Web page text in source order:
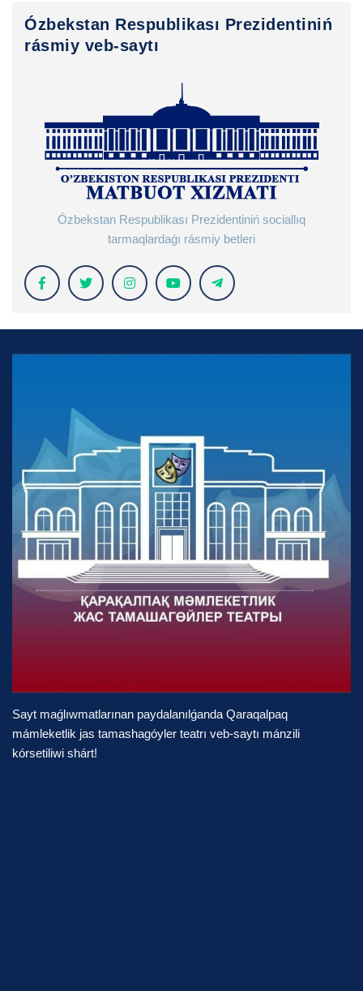
Ózbekstan Respublikası Prezidentiniń
rásmiy veb-saytı
Ózbekstan Respublikası Prezidentiniń sociallıq
tarmaqlardaǵı rásmiy betleri
Sayt maǵlıwmatlarınan paydalanılǵanda Qaraqalpaq
mámleketlik jas tamashagóyler teatrı veb-saytı mánzili
kórsetiliwi shárt!